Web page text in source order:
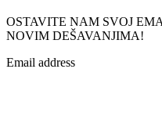
OSTAVITE NAM SVOJ
NOVIM DEŠAVANJIMA!
Email address